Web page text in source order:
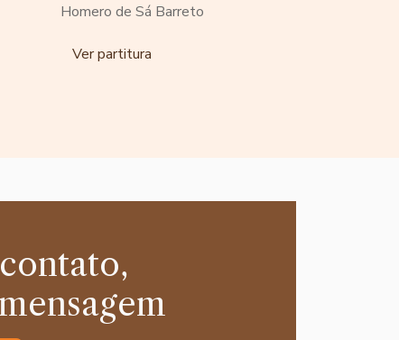
Homero de Sá Barreto
Ver partitura